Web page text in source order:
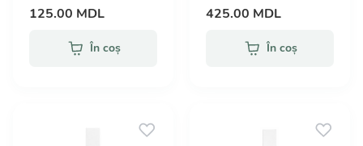
125.00 MDL
În coș
425.00 MDL
În coș